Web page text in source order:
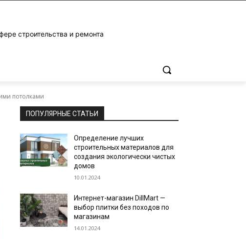
строительства и ремонта
потолками
ПОПУЛЯРНЫЕ СТАТЬИ
Определение лучших
строительных материалов для
создания экологически чистых
домов
10.01.2024
Интернет-магазин DillMart —
выбор плитки без походов по
магазинам
14.01.2024